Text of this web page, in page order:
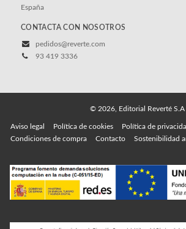
España
CONTACTA CON NOSOTROS
pedidos@reverte.com
93 419 3336
© 2026, Editorial Reverté S.A
Aviso legal Política de cookies
Política de
Condiciones de compra
Contacto Sostenibilidad